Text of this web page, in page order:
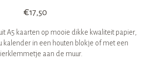
€17,50
A5 kaarten op mooie dikke kwaliteit papier,
kalender in een houten blokje of met een
aan de muur.